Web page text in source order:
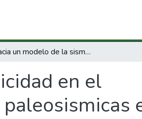
Hacia un modelo de la sismicidad en el suroccidente Colombiano: investigación paleosismicas en la región del valle del Cauca.
en el